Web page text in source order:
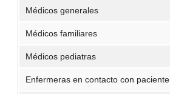
Médicos generales
Médicos familiares
Médicos pediatras
Enfermeras en contacto con paciente